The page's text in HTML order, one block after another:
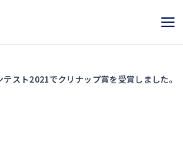
スト2021でクリナップ賞を受賞しました。